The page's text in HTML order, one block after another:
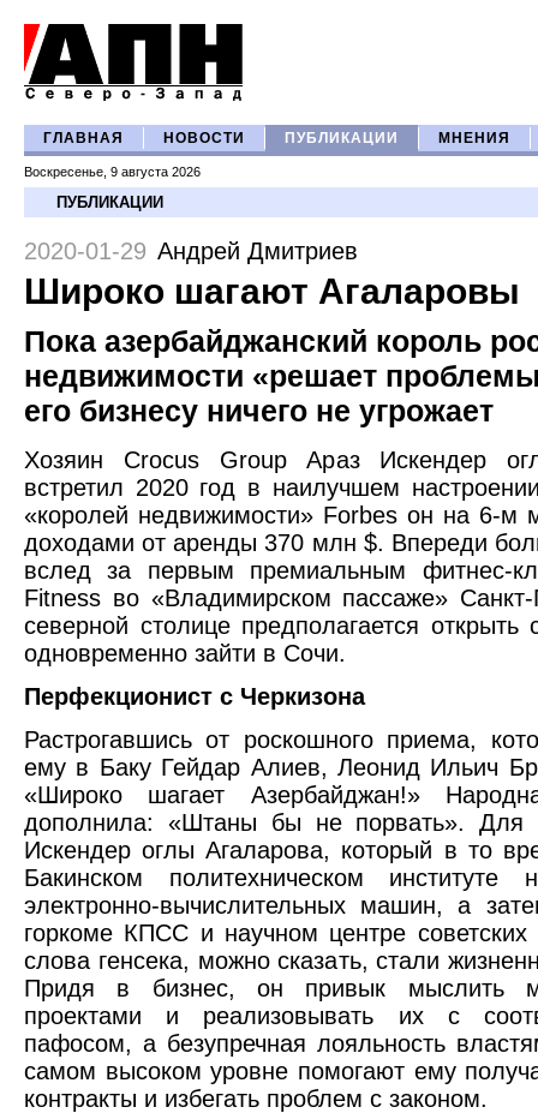
ГЛАВНАЯ НОВОСТИ ПУБЛИКАЦИИ МНЕНИЯ
Воскресенье, 9 августа 2026
ПУБЛИКАЦИИ
2020-01-29 Андрей Дмитриев
Широко шагают Агаларовы
Пока азербайджанский король
недвижимости «решает
его бизнесу ничего не угрожает
Хозяин Crocus Group Араз Искендер
встретил 2020 год в наилучшем
«королей недвижимости» Forbes он на 6-м
доходами от аренды 370 млн $. Впереди
вслед за первым премиальным фитнес-
Fitness во «Владимирском пассаже» Санкт-
северной столице предполагается
одновременно зайти в Сочи.
Перфекционист с Черкизона
Растрогавшись от роскошного приема,
ему в Баку Гейдар Алиев, Леонид Ильич
«Широко шагает Азербайджан!»
дополнила: «Штаны бы не порвать». Для
Искендер оглы Агаларова, который в то
Бакинском политехническом институте
электронно-вычислительных машин, а
горкоме КПСС и научном центре
слова генсека, можно сказать, стали
Придя в бизнес, он привык мыслить
проектами и реализовывать их с
пафосом, а безупречная лояльность
самом высоком уровне помогают ему
контракты и избегать проблем с законом.